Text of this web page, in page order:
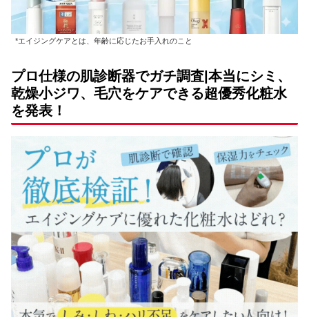
*エイジングケアとは、年齢に応じたお手入れのこと
プロ仕様の肌診断器でガチ調査|本当にシミ、
乾燥小ジワ、毛穴をケアできる超優秀化粧水
を発表！